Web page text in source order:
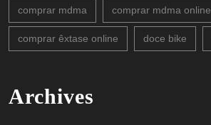
comprar mdma comprar mdma online
comprar êxtase online doce bike
Archives